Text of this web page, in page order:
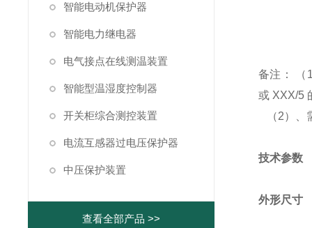
备注： （
或 XXX/5
（2）、
技术参数
外形尺寸
智能电动机保护器
智能电力继电器
电气接点在线测温装置
智能型温湿度控制器
开关柜综合测控装置
电流互感器过电压保护器
中压保护装置
查看全部产品 >>